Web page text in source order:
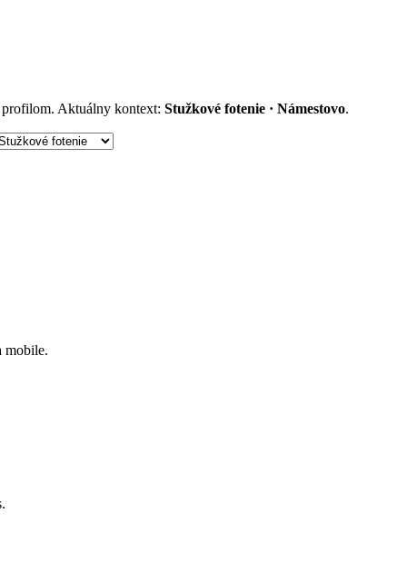
Aktuálny kontext: Stužkové fotenie · Námestovo.
mobile.